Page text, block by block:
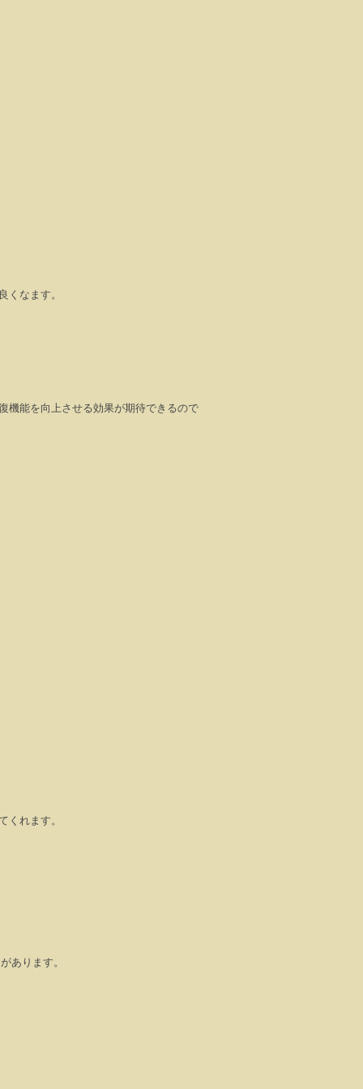
くなます。
機能を向上させる効果が期待できるので
くれます。
あります。